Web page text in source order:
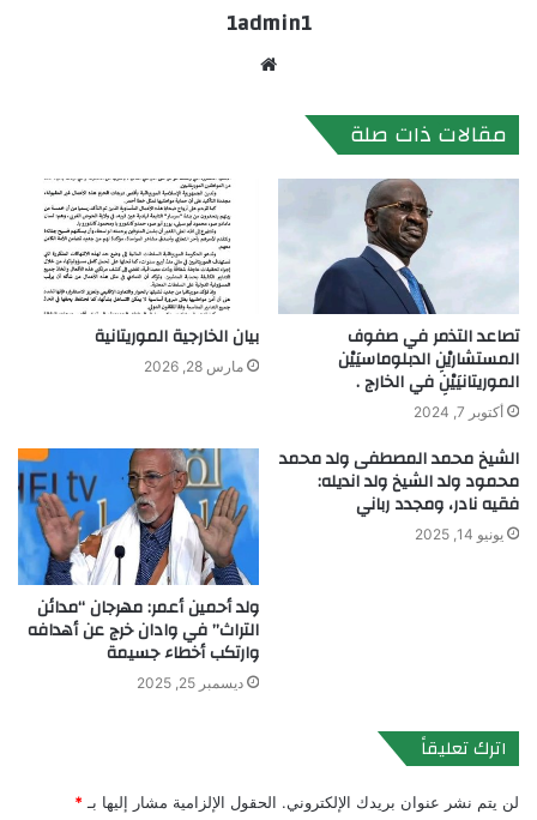
1admin1
مقالات ذات صلة
تصاعد التذمر في صفوف
المستشاريْنِ الدبلوماسيَيْن
الموريتانيَيْنِ في الخارج .
أكتوبر 7, 2024
بيان الخارجية الموريتانية
مارس 28, 2026
الشيخ محمد المصطفى ولد محمد
محمود ولد الشيخ ولد انديله:
فقيه نادر، ومجدد رباني
يونيو 14, 2025
ولد أحمين أعمر: مهرجان “مدائن
التراث” في وادان خرج عن أهدافه
وارتكب أخطاء جسيمة
ديسمبر 25, 2025
اترك تعليقاً
لن يتم نشر عنوان بريدك الإلكتروني. الحقول الإلزامية مشار إليها بـ *